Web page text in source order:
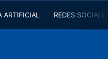
ARTIFICIAL REDES